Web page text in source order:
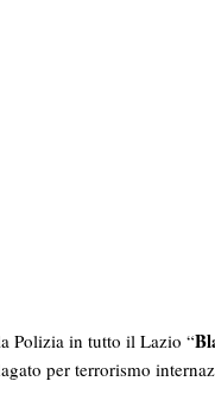
Polizia in tutto il Lazio “
per terrorismo